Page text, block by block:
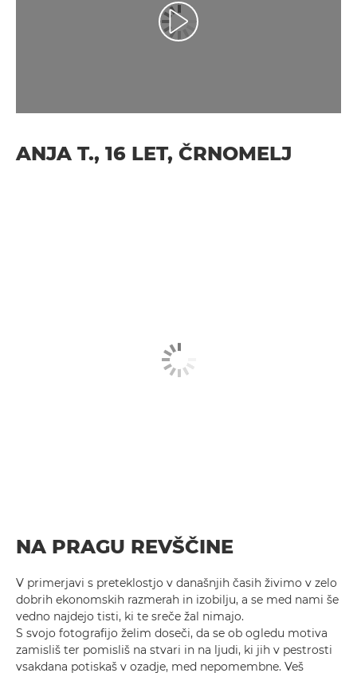
Predvajaj videoposnetek
ANJA T., 16 LET, ČRNOMELJ
NA PRAGU REVŠČINE
V primerjavi s preteklostjo v današnjih časih živimo v zelo
dobrih ekonomskih razmerah in izobilju, a se med nami še
vedno najdejo tisti, ki te sreče žal nimajo.
S svojo fotografijo želim doseči, da se ob ogledu motiva
zamisliš ter pomisliš na stvari in na ljudi, ki jih v pestrosti
vsakdana potiskaš v ozadje, med nepomembne. Veš